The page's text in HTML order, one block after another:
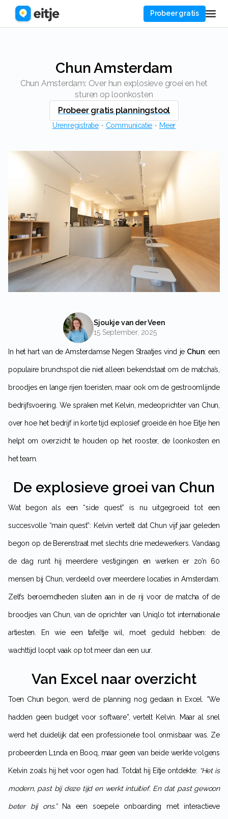
Probeer gratis
Chun Amsterdam
Chun Amsterdam: Over hun explosieve groei en het
sturen op loonkosten
Probeer gratis planningstool
Urenregistratie・ Communicatie ・ Meer
Sjoukje van der Veen
15 September, 2025
In het hart van de Amsterdamse Negen Straatjes vind je Chun: een
populaire brunchspot die niet alleen bekendstaat om de matcha’s,
broodjes en lange rijen toeristen, maar ook om de gestroomlijnde
bedrijfsvoering. We spraken met Kelvin, medeoprichter van Chun,
over hoe het bedrijf in korte tijd explosief groeide én hoe Eitje hen
helpt om overzicht te houden op het rooster, de loonkosten en
het team.
De explosieve groei van Chun
Wat begon als een “side quest” is nu uitgegroeid tot een
succesvolle “main quest”: Kelvin vertelt dat Chun vijf jaar geleden
begon op de Berenstraat met slechts drie medewerkers. Vandaag
de dag runt hij meerdere vestigingen en werken er zo’n 60
mensen bij Chun, verdeeld over meerdere locaties in Amsterdam.
Zelfs beroemdheden sluiten aan in de rij voor de matcha of de
broodjes van Chun, van de oprichter van Uniqlo tot internationale
artiesten. En wie een tafeltje wil, moet geduld hebben: de
wachttijd loopt vaak op tot meer dan een uur.
Van Excel naar overzicht
Toen Chun begon, werd de planning nog gedaan in Excel. “We
hadden geen budget voor software”, vertelt Kelvin. Maar al snel
werd het duidelijk dat een professionele tool onmisbaar was. Ze
probeerden L1nda en Booq, maar geen van beide werkte volgens
Kelvin zoals hij het voor ogen had. Totdat hij Eitje ontdekte: “Het is
modern, past bij deze tijd en werkt intuïtief. En dat past gewoon
beter bij ons.”Na een soepele onboarding met interactieve